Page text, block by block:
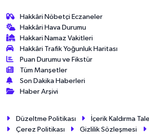
Hakkâri Nöbetçi Eczaneler
Hakkâri Hava Durumu
Hakkari Namaz Vakitleri
Hakkâri Trafik Yoğunluk Haritası
Puan Durumu ve Fikstür
Tüm Manşetler
Son Dakika Haberleri
Haber Arşivi
Düzeltme Politikası
İçerik Kaldırma
Çerez Politikası
Gizlilik Sözleşmesi